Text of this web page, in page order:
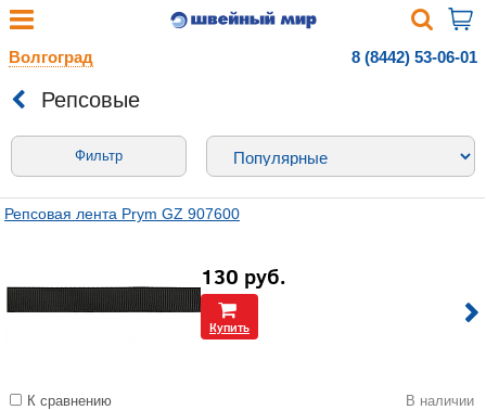
Волгоград 8 (8442) 53-06-01
Репсовые
Фильтр
Репсовая лента Prym GZ 907600
130 руб.
Купить
К сравнению В наличии